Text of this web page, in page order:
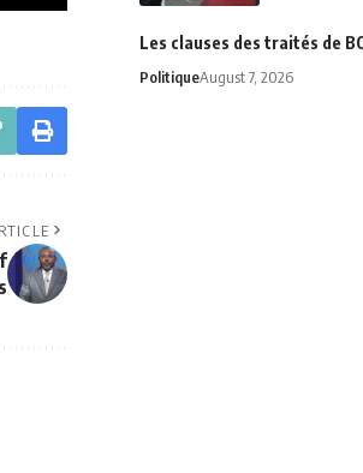
Les clauses des traités de
PolitiqueAugust 7, 2026